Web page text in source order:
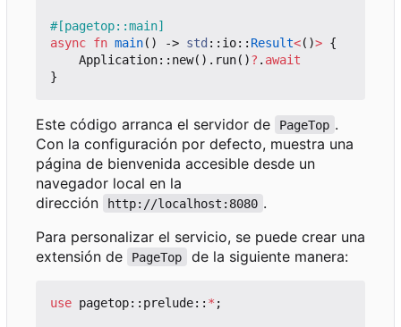
#[pagetop::main]
async fn main() -> std :: io:: Result<()> {
Application:: new(). run()? . await
}
Este código arranca el servidor de PageTop .
Con la configuración por defecto, muestra una
página de bienvenida accesible desde un
navegador local en la
dirección
http://localhost:8080 .
Para personalizar el servicio, se puede crear una
extensión de
PageTop de la siguiente manera:
use pagetop:: prelude:: * ;